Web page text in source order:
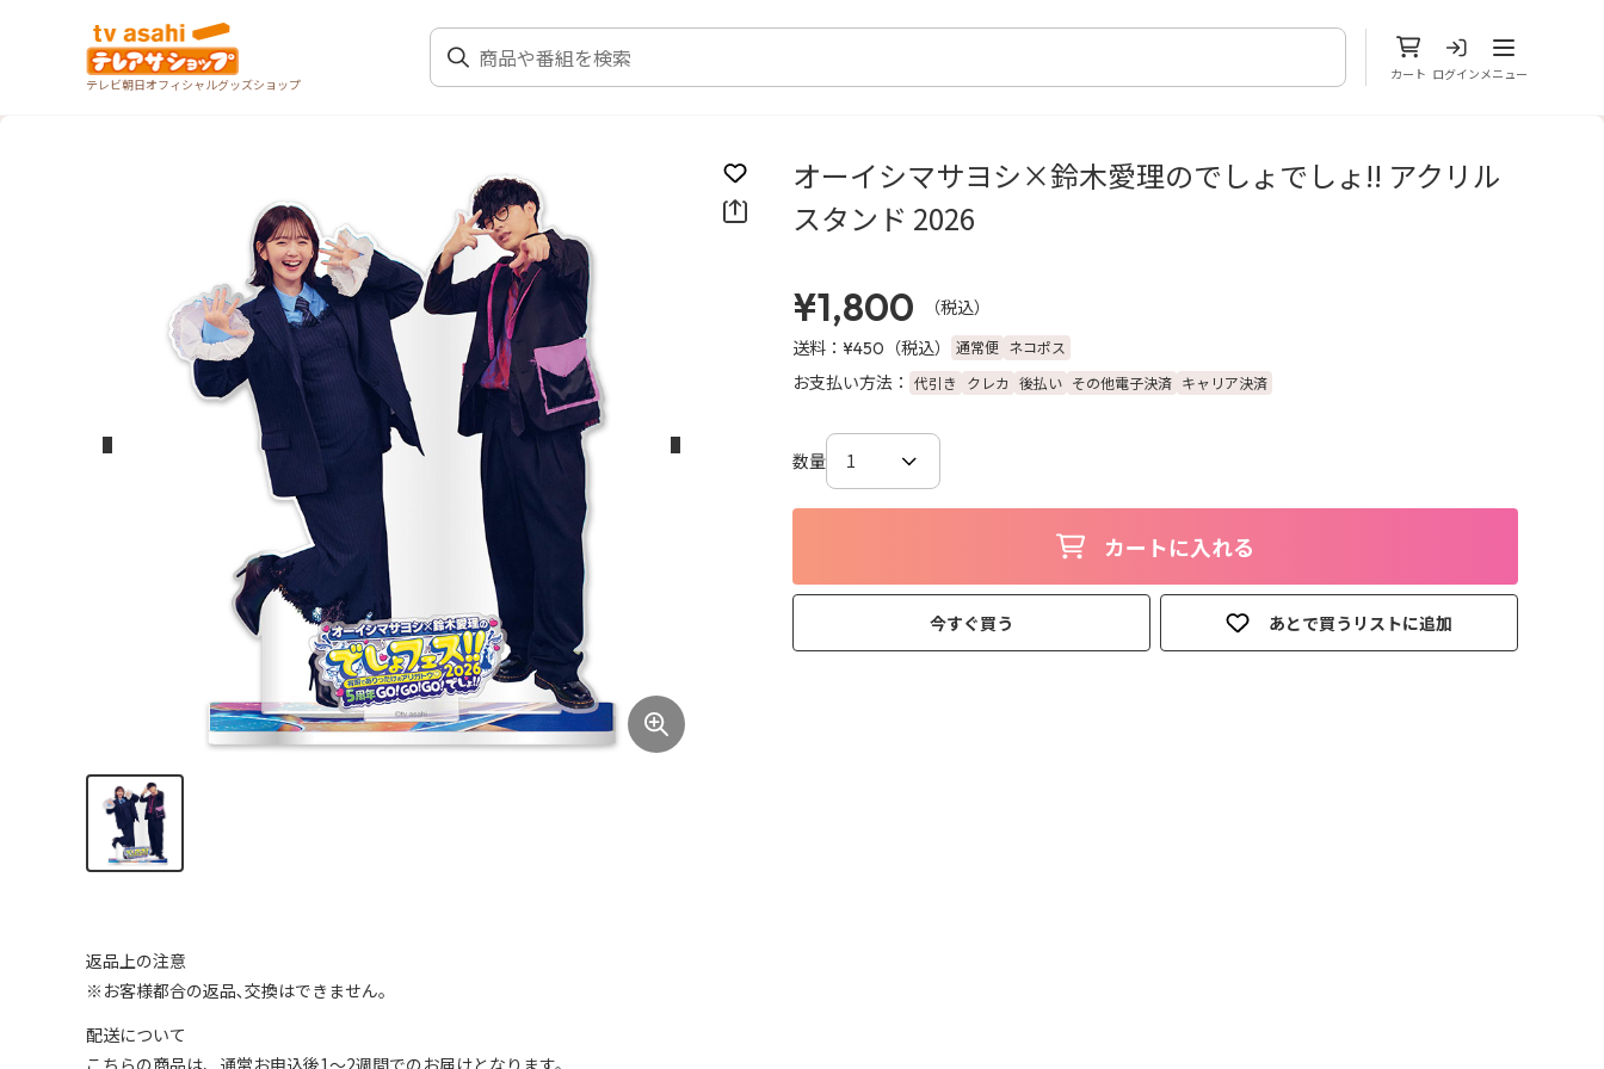
テレビ朝日オフィシャルグッズショップ
カート ログイン
メニューを開
メニュー
前のスライド 次のスライド
お気に入りに登録
オーイシマサヨシ×鈴木愛理のでしょでしょ!! アクリル
スタンド 2026
¥1,800
（税込）
送料： ¥450 （税込） 通常便 ネコポス
お支払い方法： 代引き クレカ 後払い その他電子決済 キャリア決済
数量
カートに入れる
今すぐ買う あとで買うリストに追加
返品上の注意
※お客様都合の返品､交換はできません｡
配送について
こちらの商品は、通常お申込後1～2週間でのお届けとなります。